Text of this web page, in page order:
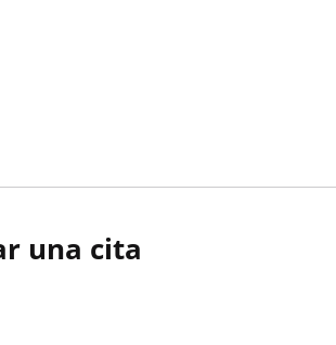
una cita